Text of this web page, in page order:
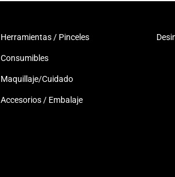
Herramientas / Pinceles
Consumibles
Maquillaje/Cuidado
Accesorios / Embalaje